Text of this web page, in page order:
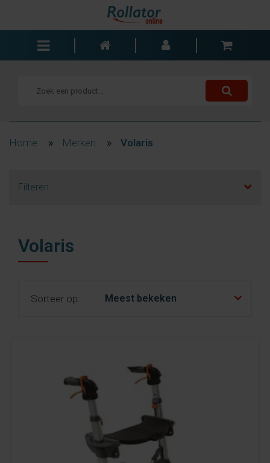
Rolstoelen
Blogs
Contact
Home » Merken » Volaris
Filteren
Volaris
Sorteer op: